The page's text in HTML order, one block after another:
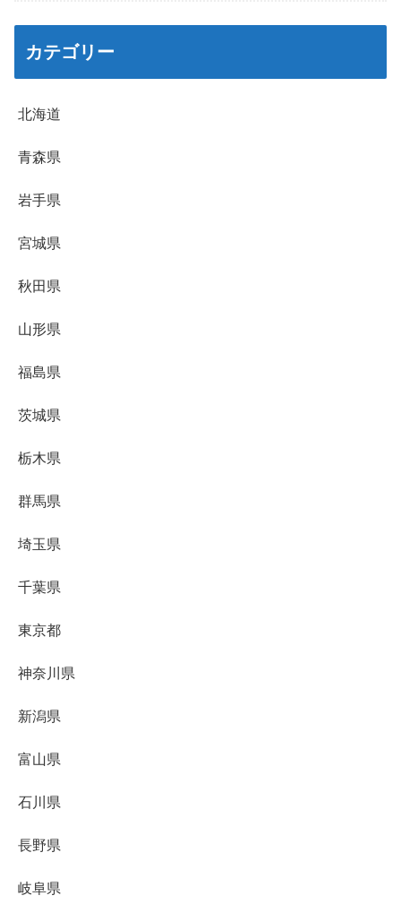
カテゴリー
北海道
青森県
岩手県
宮城県
秋田県
山形県
福島県
茨城県
栃木県
群馬県
埼玉県
千葉県
東京都
神奈川県
新潟県
富山県
石川県
長野県
岐阜県